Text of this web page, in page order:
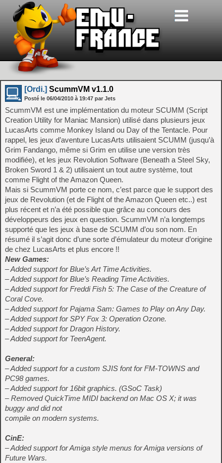
[Ordi.] ScummVM v1.1.0
Posté le 06/04/2010 à 19:47 par Jets
ScummVM est une implémentation du moteur SCUMM (Script
Creation Utility for Maniac Mansion) utilisé dans plusieurs jeux
LucasArts comme Monkey Island ou Day of the Tentacle. Pour
rappel, les jeux d’aventure LucasArts utilisaient SCUMM (jusqu’à
Grim Fandango, même si Grim en utilise une version très
modifiée), et les jeux Revolution Software (Beneath a Steel Sky,
Broken Sword 1 & 2) utilisaient un tout autre système, tout
comme Flight of the Amazon Queen.
Mais si ScummVM porte ce nom, c’est parce que le support des
jeux de Revolution (et de Flight of the Amazon Queen etc..) est
plus récent et n’a été possible que grâce au concours des
développeurs des jeux en question. ScummVM n’a longtemps
supporté que les jeux à base de SCUMM d’ou son nom. En
résumé il s’agit donc d’une sorte d’émulateur du moteur d’origine
de chez LucasArts et plus encore !!
New Games:
– Added support for Blue’s Art Time Activities.
– Added support for Blue’s Reading Time Activities.
– Added support for Freddi Fish 5: The Case of the Creature of
Coral Cove.
– Added support for Pajama Sam: Games to Play on Any Day.
– Added support for SPY Fox 3: Operation Ozone.
– Added support for Dragon History.
– Added support for TeenAgent.
General:
– Added support for a custom SJIS font for FM-TOWNS and
PC98 games.
– Added support for 16bit graphics. (GSoC Task)
– Removed QuickTime MIDI backend on Mac OS X; it was
buggy and did not
compile on modern systems.
CinE:
– Added support for Amiga style menus for Amiga versions of
Future Wars.